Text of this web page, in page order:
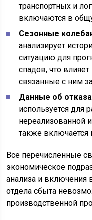
транспортных и
включаются в
Сезонные
анализирует
ситуацию для
спадов, что
связанные с ним
Данные об
используется для
нереализованной
также включается
Все перечисленные
экономическое
анализа и включения
отдела сбыта
производственной